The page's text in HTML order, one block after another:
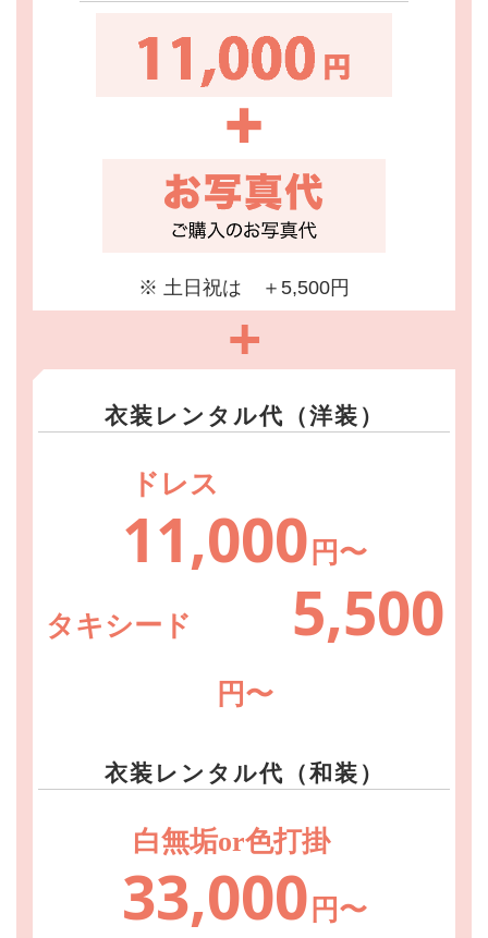
※ 土日祝は ＋5,500円
+
衣装レンタル代（洋装）
ドレス
11,000 円〜
タキシード 5,500
円〜
衣装レンタル代（和装）
白無垢or色打掛
33,000 円〜